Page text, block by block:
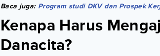
Baca juga: Program studi DKV dan Prospek
Kenapa Harus
Danacita?